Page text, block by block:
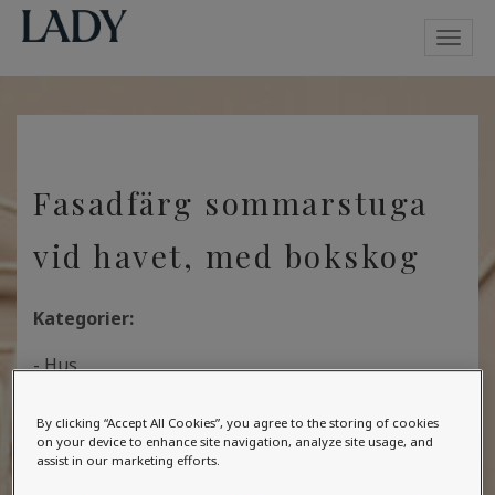
Fasadfärg sommarstuga
vid havet, med bokskog
Kategorier:
- Hus
Grundmur och tak :
By clicking “Accept All Cookies”, you agree to the storing of cookies
on your device to enhance site navigation, analyze site usage, and
assist in our marketing efforts.